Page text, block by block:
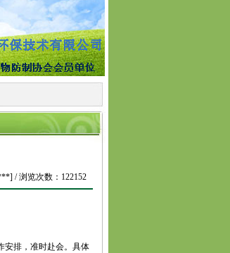
/ 浏览次数：122152
安排，准时赴会。具体